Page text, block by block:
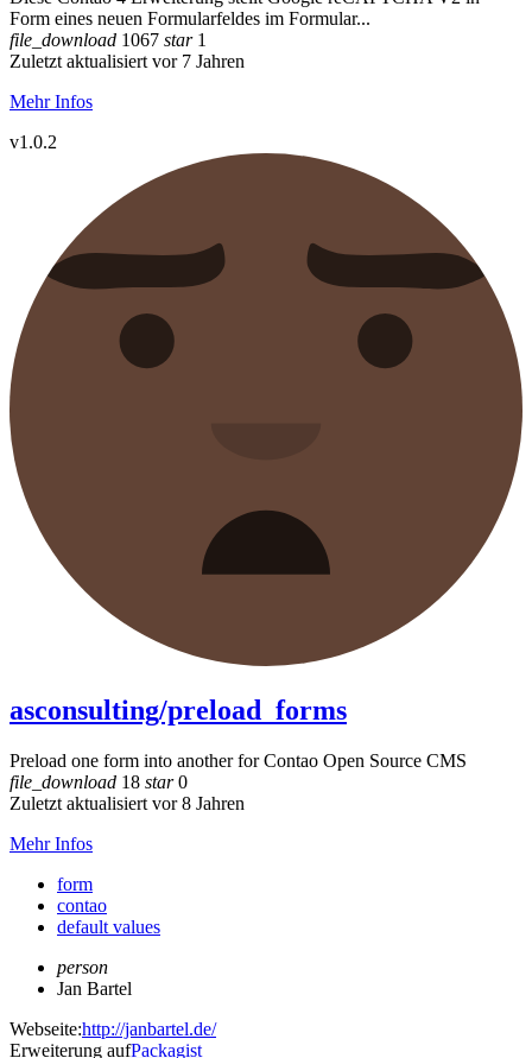
Form eines neuen Formularfeldes im Formular...
file_download 1067 star1
Zuletzt aktualisiert vor 7 Jahren
Mehr Infos
v1.0.2
asconsulting/preload_forms
Preload one form into another for Contao Open Source CMS
file_download 18 star0
Zuletzt aktualisiert vor 8 Jahren
Mehr Infos
form
contao
default values
person
Jan Bartel
Webseite:http://janbartel.de/
Erweiterung aufPackagist